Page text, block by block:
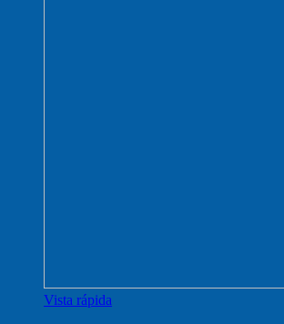
Vista rápida